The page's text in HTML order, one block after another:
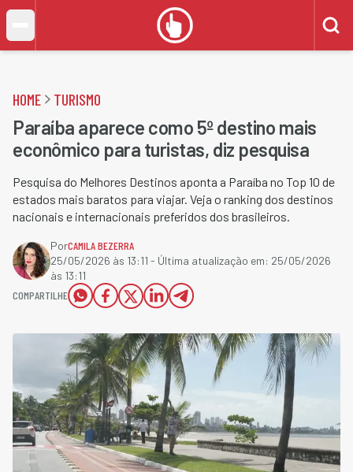
HOME TURISMO
Paraíba aparece como 5º destino mais
econômico para turistas, diz pesquisa
Pesquisa do Melhores Destinos aponta a Paraíba no Top 10 de
estados mais baratos para viajar. Veja o ranking dos destinos
nacionais e internacionais preferidos dos brasileiros.
PorCAMILA BEZERRA
25/05/2026 às 13:11 - Última atualização em: 25/05/2026
às 13:11
COMPARTILHE